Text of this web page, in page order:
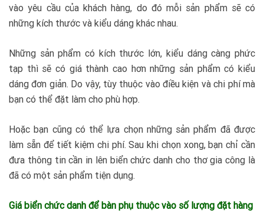
vào yêu cầu của khách hàng, do đó mỗi sản phẩm sẽ có
những kích thước và kiểu dáng khác nhau.
Những sản phẩm có kích thước lớn, kiểu dáng càng phức
tạp thì sẽ có giá thành cao hơn những sản phẩm có kiểu
dáng đơn giản. Do vậy, tùy thuộc vào điều kiện và chi phí mà
bạn có thể đặt làm cho phù hợp.
Hoặc bạn cũng có thể lựa chọn những sản phẩm đã được
làm sẵn để tiết kiệm chi phí. Sau khi chọn xong, bạn chỉ cần
đưa thông tin cần in lên biển chức danh cho thơ gia công là
đã có một sản phẩm tiện dụng.
Giá biển chức danh để bàn phụ thuộc vào số lượng đặt hàng